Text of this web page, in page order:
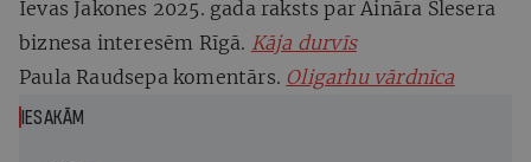
Ievas Jakones 2025. gada raksts par Aināra Šlesera
biznesa interesēm Rīgā. Kāja durvīs
Paula Raudsepa komentārs. Oligarhu vārdnīca
IESAKĀM